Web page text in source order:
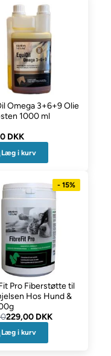
Omega 3+6+9 Olie
1000 ml
DKK
Læg i kurv
- 15%
Pro Fiberstøtte til
Hos Hund &
229,00 DKK
Læg i kurv